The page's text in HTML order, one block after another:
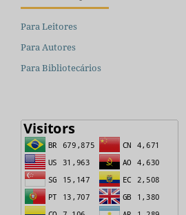
Para Leitores
Para Autores
Para Bibliotecários